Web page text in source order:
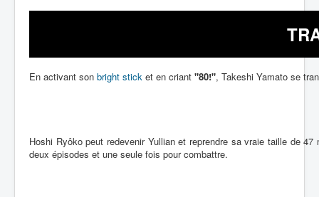
En activant son bright stick et en criant "80!", Takeshi Yamato se
Hoshi Ryôko peut redevenir Yullian et reprendre sa vraie taille de
deux épisodes et une seule fois pour combattre.